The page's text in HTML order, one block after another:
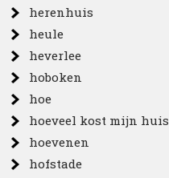
herenhuis
heule
heverlee
hoboken
hoe
hoeveel kost mijn huis
hoevenen
hofstade